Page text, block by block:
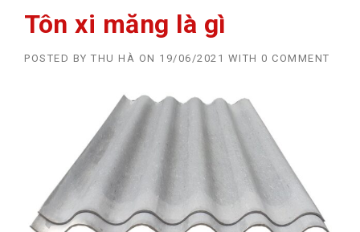
Tôn xi măng là gì
POSTED BY THU HÀ ON 19/06/2021 WITH 0 COMMENT